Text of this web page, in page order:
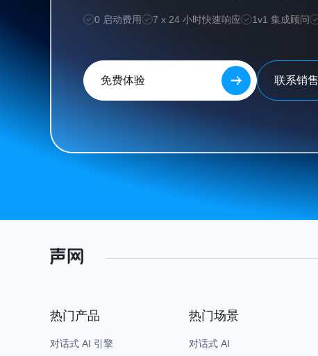
0 启动费用 7 x 24 小时快速响应 1v1 集成顾问
免费体验 联系销售
热门产品
对话式 AI 引擎
热门场景
对话式 AI